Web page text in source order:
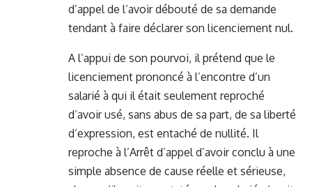
d’appel de l’avoir débouté de sa demande
tendant à faire déclarer son licenciement nul.
A l’appui de son pourvoi, il prétend que le
licenciement prononcé à l’encontre d’un
salarié à qui il était seulement reproché
d’avoir usé, sans abus de sa part, de sa liberté
d’expression, est entaché de nullité. Il
reproche à l’Arrêt d’appel d’avoir conclu à une
simple absence de cause réelle et sérieuse,